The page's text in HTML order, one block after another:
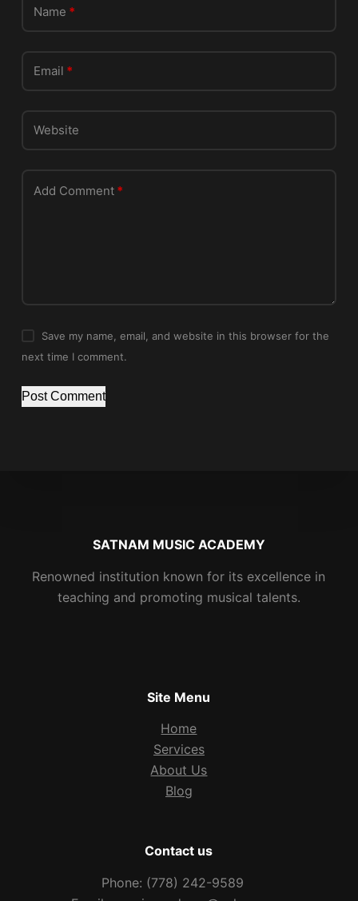
Name *
Email *
Website
Add Comment*
Save my name, email, and website in this browser for the
next time I comment.
Post Comment
SATNAM MUSIC ACADEMY
Renowned institution known for its excellence in
teaching and promoting musical talents.
Site Menu
Home
Services
About Us
Blog
Contact us
Phone: (778) 242-9589